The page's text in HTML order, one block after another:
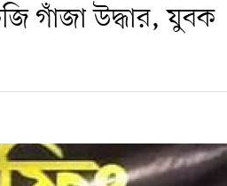
গাঁজা উদ্ধার, যুবক